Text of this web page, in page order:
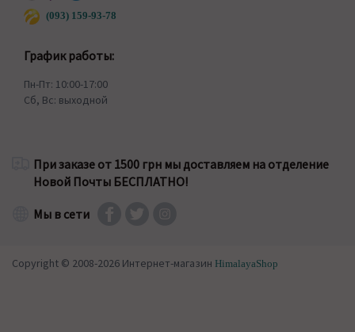
(093) 159-93-78
График работы:
Пн-Пт: 10:00-17:00
Сб, Вс: выходной
При заказе от 1500 грн мы доставляем на отделение
Новой Почты БЕСПЛАТНО!
Мы в сети
Copyright © 2008-2026 Интернет-магазин HimalayaShop